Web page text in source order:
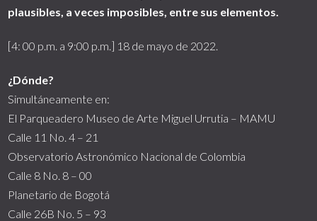
plausibles, a veces imposibles, entre sus elementos.
[4: 00 p.m. a 9:00 p.m.] 18 de mayo de 2022.
¿Dónde?
Simultáneamente en:
El Parqueadero Museo de Arte Miguel Urrutia – MAMU
Calle 11 No. 4 – 21
Observatorio Astronómico Nacional de Colombia
Calle 8 No. 8 – 00
Planetario de Bogotá
Calle 26B No. 5 – 93